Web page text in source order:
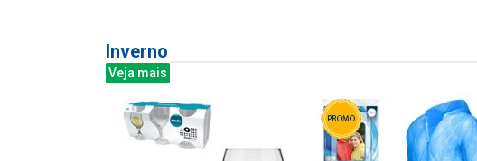
Inverno
Veja mais